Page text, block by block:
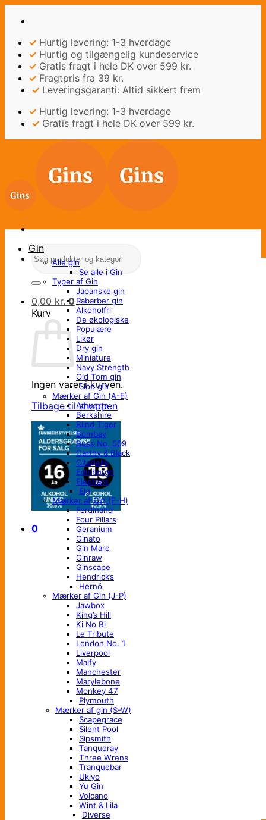
✓ Hurtig levering: 1-3 hverdage
✓ Hurtig og tilgængelig kundeservice
✓ Gratis fragt i hele DK over 599 kr.
✓ Fragtpris fra 39 kr.
✓ Leveringsgaranti: Altid sikkert frem
✓ Hurtig levering: 1-3 hverdage
✓ Gratis fragt i hele DK over 599 kr.
Søg
efter:
0,00 kr. 0
Kurv
Ingen varer i kurven.
Tilbage til shoppen
0
Gin
Alle gin
Se alle i Gin
Typer af Gin
Japanske gin
Rabarber gin
Alkoholfri
De økologiske
Populære
Likør
Dry gin
Miniature
Navy Strength
Old Tom gin
Sloe gin
Mærker af Gin (A-E)
Amuerte
Berkshire
Blind Tiger
Bombay
Buss No. 509
Carthy & Black
Citadelle
Edinburgh
Elephant
Elg
Mærker af Gin (F-H)
Ferdinand
Four Pillars
Geranium
Ginato
Gin Mare
Ginraw
Ginscape
Hendrick’s
Hernö
Mærker af Gin (J-P)
Jawbox
King’s Hill
Ki No Bi
Le Tribute
London No. 1
Liverpool
Malfy
Manchester
Marylebone
Monkey 47
Plymouth
Mærker af gin (S-W)
Scapegrace
Silent Pool
Sipsmith
Tanqueray
Three Wrens
Tranquebar
Ukiyo
Yu Gin
Volcano
Wint & Lila
Diverse